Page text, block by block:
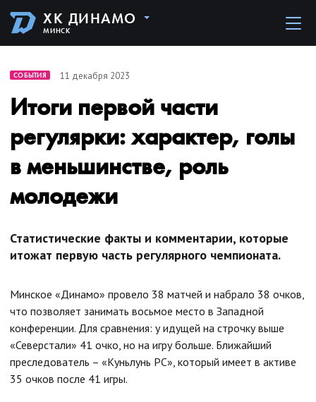
ХК ДИНАМО
МИНСК
СОБЫТИЯ 11 декабря 2023
Итоги первой части
регулярки: характер, голы
в меньшинстве, роль
молодежи
Статистические факты и комментарии, которые
итожат первую часть регулярного чемпионата.
Минское «Динамо» провело 38 матчей и набрало 38 очков,
что позволяет занимать восьмое место в Западной
конференции. Для сравнения: у идущей на строчку выше
«Северстали» 41 очко, но на игру больше. Ближайший
преследователь – «Куньлунь РС», который имеет в активе
35 очков после 41 игры.